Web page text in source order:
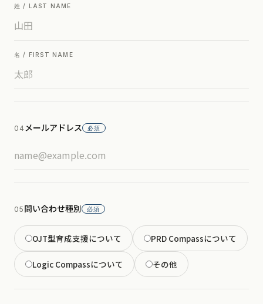
姓 / LAST NAME
名 / FIRST NAME
04 メールアドレス 必須
05 問い合わせ種別 必須
OJT型育成支援について PRD Compassについて
Logic Compassについて その他